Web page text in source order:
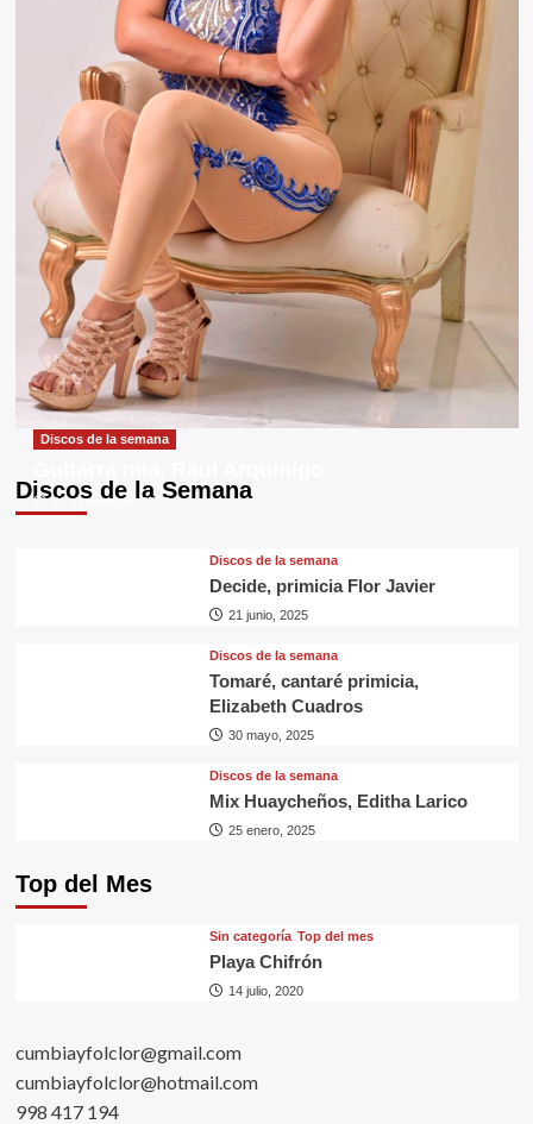
Discos de la Semana
Discos de la semana
29 septiembre, 2025
Discos de la semana
Decide, primicia Flor Javier
21 junio, 2025
Discos de la semana
Tomaré, cantaré primicia,
Elizabeth Cuadros
30 mayo, 2025
Discos de la semana
Mix Huaycheños, Editha Larico
25 enero, 2025
Top del Mes
Sin categorí­a Top del mes
Playa Chifrón
14 julio, 2020
cumbiayfolclor@gmail.com
cumbiayfolclor@hotmail.com
998 417 194